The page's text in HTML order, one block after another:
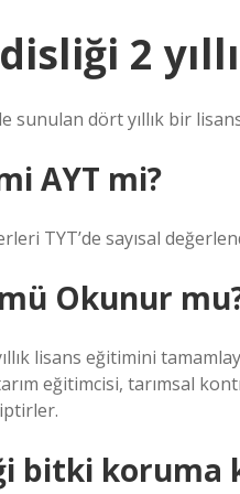
2
dört yıllık bir
AYT mi?
TYT’de sayısal
Okunur
lisans eğitimini
eğitimcisi, tarımsal
bitki koruma